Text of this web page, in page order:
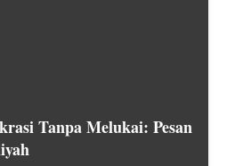
Tanpa Melukai: Pesan